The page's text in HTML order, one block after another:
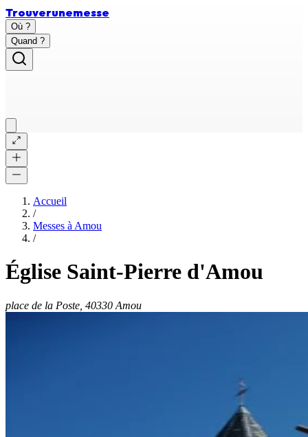
Trouverunemesse
Où ?
Quand ?
Accueil
/
Messes à Amou
/
Église Saint-Pierre d'Amou
place de la Poste, 40330 Amou